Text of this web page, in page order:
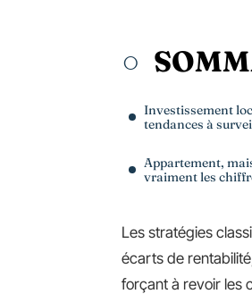
Investissement
tendances à
Appartement,
vraiment les
Les stratégies
écarts de
forçant à revoir les